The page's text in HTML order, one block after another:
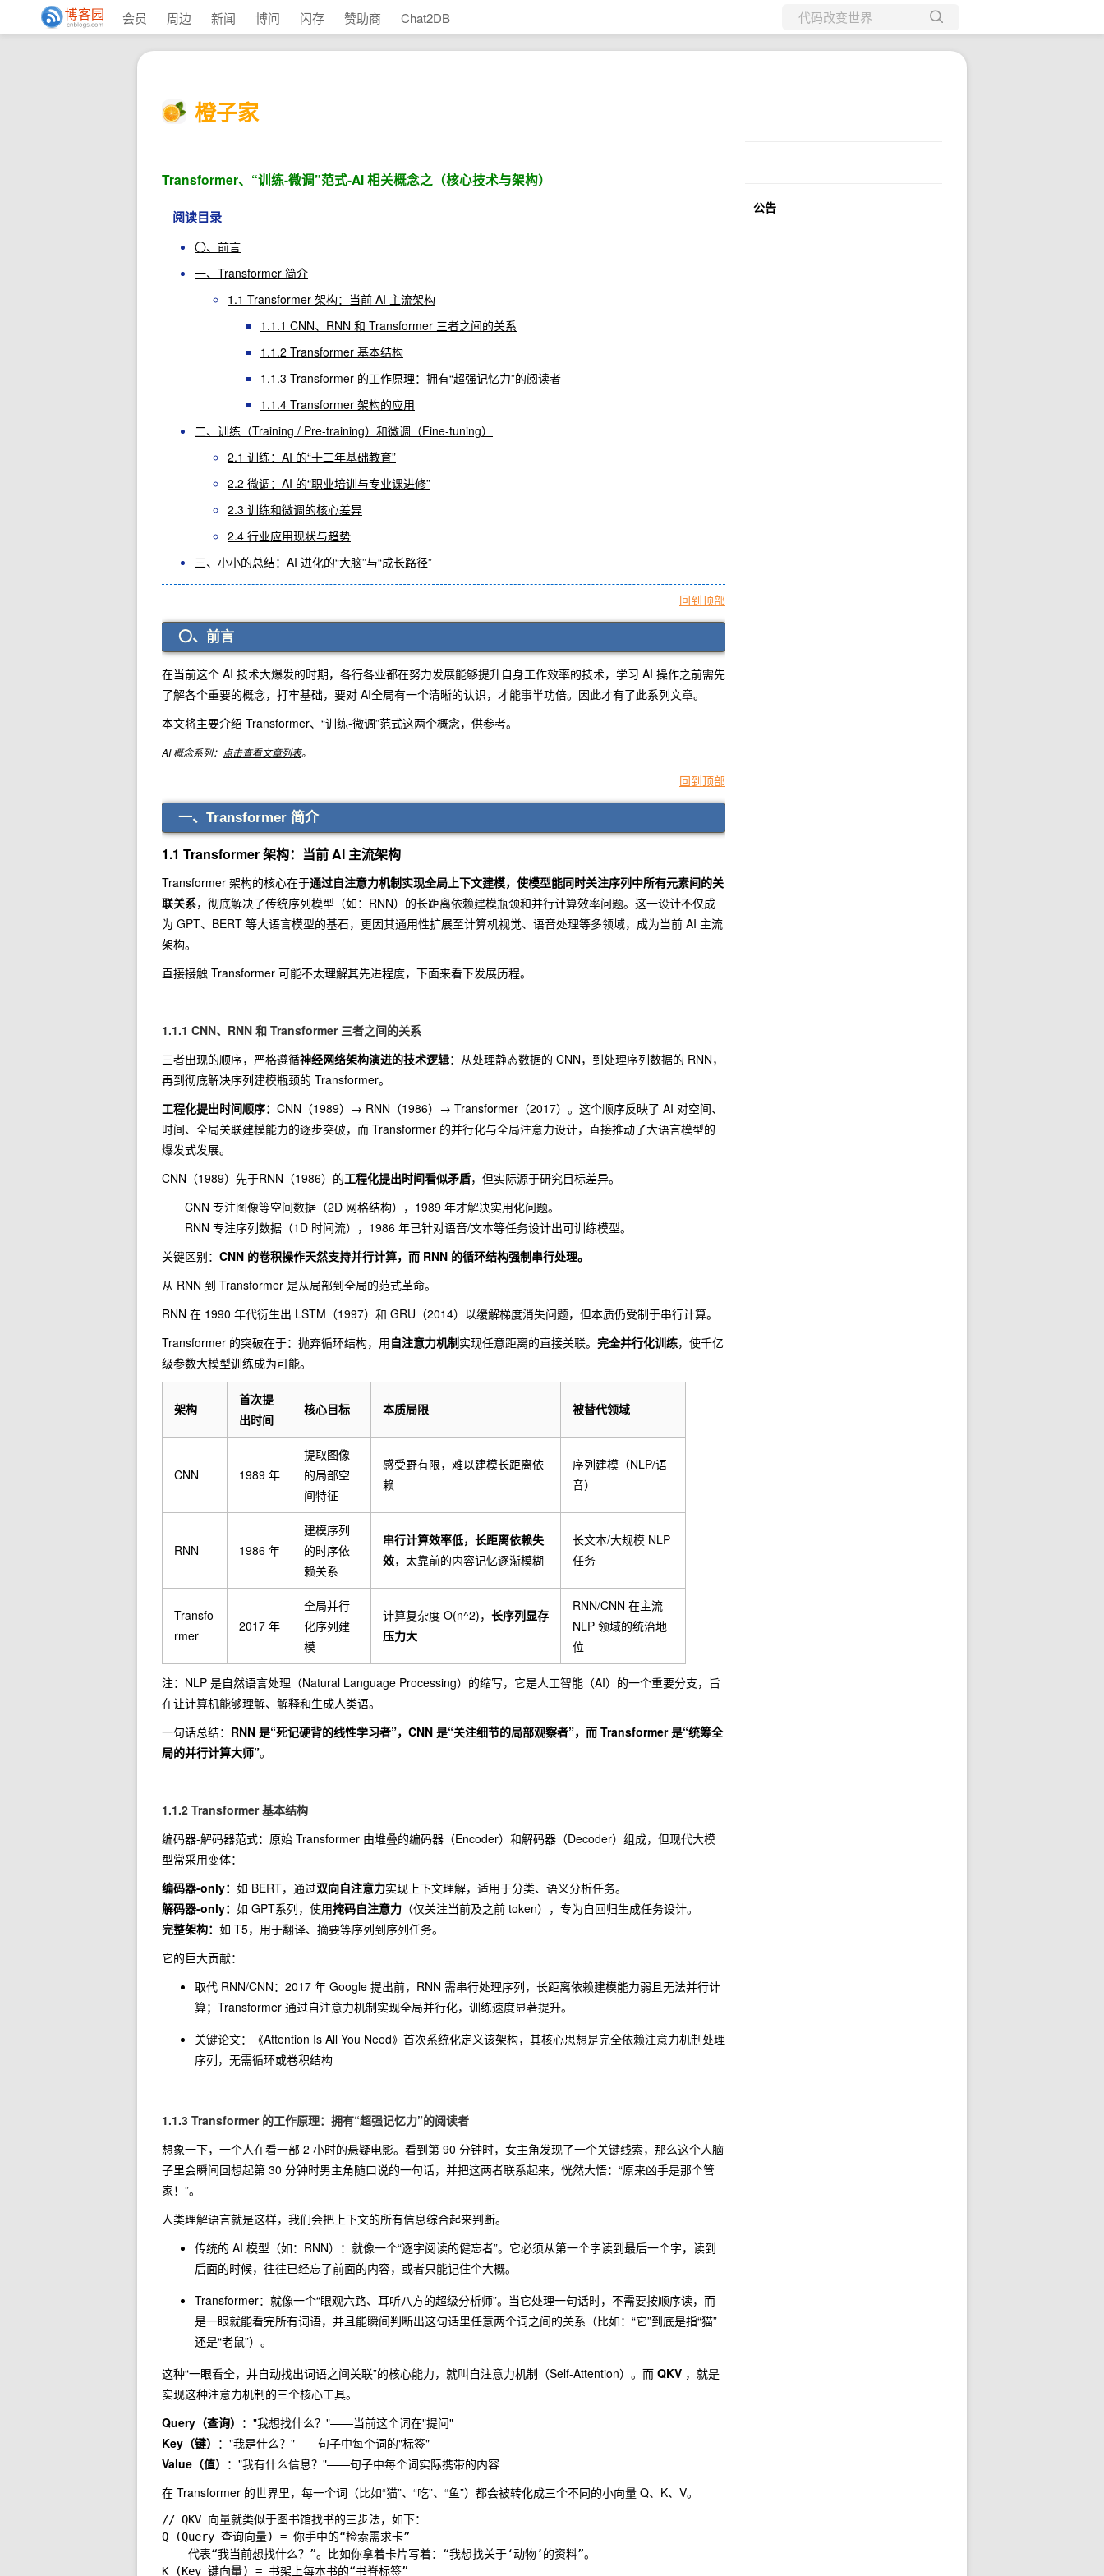
会员 周边 新闻 博问 闪存 赞助商 Chat2DB
橙子家
Transformer、“训练-微调”范式-AI 相关概念之（核心技术与架构）
阅读目录
〇、前言
一、Transformer 简介
1.1 Transformer 架构：当前 AI 主流架构
1.1.1 CNN、RNN 和 Transformer 三者之间的关系
1.1.2 Transformer 基本结构
1.1.3 Transformer 的工作原理：拥有“超强记忆力”的阅读者
1.1.4 Transformer 架构的应用
二、训练（Training / Pre-training）和微调（Fine-tuning）
2.1 训练：AI 的“十二年基础教育”
2.2 微调：AI 的“职业培训与专业课进修”
2.3 训练和微调的核心差异
2.4 行业应用现状与趋势
三、小小的总结：AI 进化的“大脑”与“成长路径”
回到顶部
〇、前言
在当前这个 AI 技术大爆发的时期，各行各业都在努力发展能够提升自身工作效率的技术，学习 AI 操作之前需先
了解各个重要的概念，打牢基础，要对 AI全局有一个清晰的认识，才能事半功倍。因此才有了此系列文章。
本文将主要介绍 Transformer、“训练-微调”范式这两个概念，供参考。
AI 概念系列： 点击查看文章列表。
回到顶部
一、Transformer 简介
1.1 Transformer 架构：当前 AI 主流架构
Transformer 架构的核心在于通过自注意力机制实现全局上下文建模，使模型能同时关注序列中所有元素间的关
联关系，彻底解决了传统序列模型（如：RNN）的长距离依赖建模瓶颈和并行计算效率问题。这一设计不仅成
为 GPT、BERT 等大语言模型的基石，更因其通用性扩展至计算机视觉、语音处理等多领域，成为当前 AI 主流
架构。
直接接触 Transformer 可能不太理解其先进程度，下面来看下发展历程。
1.1.1 CNN、RNN 和 Transformer 三者之间的关系
三者出现的顺序，严格遵循神经网络架构演进的技术逻辑：从处理静态数据的 CNN，到处理序列数据的 RNN，
再到彻底解决序列建模瓶颈的 Transformer。
工程化提出时间顺序： CNN（1989）→ RNN（1986）→ Transformer（2017）。这个顺序反映了 AI 对空间、
时间、全局关联建模能力的逐步突破，而 Transformer 的并行化与全局注意力设计，直接推动了大语言模型的
爆发式发展。
CNN（1989）先于RNN（1986）的工程化提出时间看似矛盾，但实际源于研究目标差异。
CNN 专注图像等空间数据（2D 网格结构），1989 年才解决实用化问题。
RNN 专注序列数据（1D 时间流），1986 年已针对语音/文本等任务设计出可训练模型。
关键区别： CNN 的卷积操作天然支持并行计算，而 RNN 的循环结构强制串行处理。
从 RNN 到 Transformer 是从局部到全局的范式革命。
RNN 在 1990 年代衍生出 LSTM（1997）和 GRU（2014）以缓解梯度消失问题，但本质仍受制于串行计算。
Transformer 的突破在于：抛弃循环结构，用自注意力机制实现任意距离的直接关联。 完全并行化训练，使千亿
级参数大模型训练成为可能。
架构
首次提
出时间
核心目标 本质局限 被替代领域
CNN 1989 年
提取图像
的局部空
间特征
感受野有限，难以建模长距离依
赖
序列建模（NLP/语
音）
RNN 1986 年
建模序列
的时序依
赖关系
串行计算效率低，长距离依赖失
效，太靠前的内容记忆逐渐模糊
长文本/大规模 NLP
任务
Transfo
rmer
2017 年
全局并行
化序列建
模
计算复杂度 O(n^2)， 长序列显存
压力大
RNN/CNN 在主流
NLP 领域的统治地
位
注：NLP 是自然语言处理（Natural Language Processing）的缩写，它是人工智能（AI）的一个重要分支，旨
在让计算机能够理解、解释和生成人类语。
一句话总结： RNN 是“死记硬背的线性学习者”，CNN 是“关注细节的局部观察者”，而 Transformer 是“统筹全
局的并行计算大师”。
1.1.2 Transformer 基本结构
编码器-解码器范式：原始 Transformer 由堆叠的编码器（Encoder）和解码器（Decoder）组成，但现代大模
型常采用变体：
编码器-only： 如 BERT，通过双向自注意力实现上下文理解，适用于分类、语义分析任务。
解码器-only： 如 GPT系列，使用掩码自注意力 （仅关注当前及之前 token），专为自回归生成任务设计。
完整架构： 如 T5，用于翻译、摘要等序列到序列任务。
它的巨大贡献：
取代 RNN/CNN：2017 年 Google 提出前，RNN 需串行处理序列，长距离依赖建模能力弱且无法并行计
算；Transformer 通过自注意力机制实现全局并行化，训练速度显著提升。
关键论文：《Attention Is All You Need》首次系统化定义该架构，其核心思想是完全依赖注意力机制处理
序列，无需循环或卷积结构
1.1.3 Transformer 的工作原理：拥有“超强记忆力”的阅读者
想象一下，一个人在看一部 2 小时的悬疑电影。看到第 90 分钟时，女主角发现了一个关键线索，那么这个人脑
子里会瞬间回想起第 30 分钟时男主角随口说的一句话，并把这两者联系起来，恍然大悟：“原来凶手是那个管
家！”。
人类理解语言就是这样，我们会把上下文的所有信息综合起来判断。
传统的 AI 模型（如：RNN）：就像一个“逐字阅读的健忘者”。它必须从第一个字读到最后一个字，读到
后面的时候，往往已经忘了前面的内容，或者只能记住个大概。
Transformer：就像一个“眼观六路、耳听八方的超级分析师”。当它处理一句话时，不需要按顺序读，而
是一眼就能看完所有词语，并且能瞬间判断出这句话里任意两个词之间的关系（比如：“它”到底是指“猫”
还是“老鼠”）。
这种“一眼看全，并自动找出词语之间关联”的核心能力，就叫自注意力机制（Self-Attention）。而 QKV ，就是
实现这种注意力机制的三个核心工具。
Query（查询） ："我想找什么？"——当前这个词在"提问"
Key（键） ："我是什么？"——句子中每个词的"标签"
Value（值） ："我有什么信息？"——句子中每个词实际携带的内容
在 Transformer 的世界里，每一个词（比如“猫”、“吃”、“鱼”）都会被转化成三个不同的小向量 Q、K、V。
// QKV 向量就类似于图书馆找书的三步法，如下：
Q (Query 查询向量) = 你手中的“检索需求卡”
K (Key 键向量) = 书架上每本书的“书脊标签”
公告